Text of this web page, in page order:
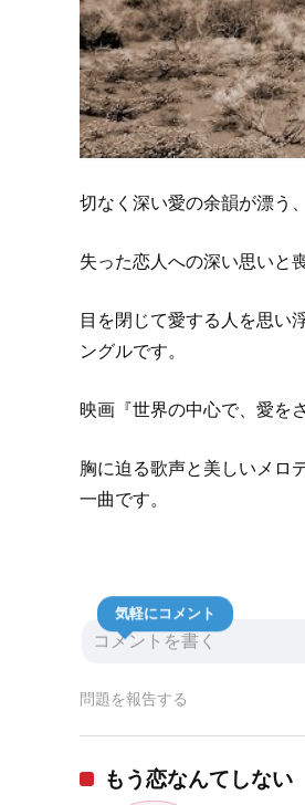
切なく深い愛の余韻が漂う
失った恋人への深い思いと
目を閉じて愛する人を思い
ングルです。
映画『世界の中心で、愛を
胸に迫る歌声と美しいメロ
一曲です。
気軽にコメント
問題を報告する
もう恋なんてしない